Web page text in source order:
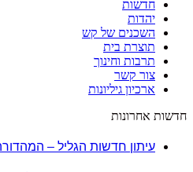
חדשות
יהדות
השכנים של קש
תוצרת בית
תרבות וחינוך
צור קשר
ארכיון גיליונות
חדשות אחרונות
עיתון חדשות הגליל – המהדורה